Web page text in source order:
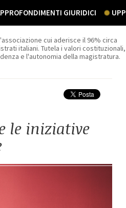
GIURIDICI UPP
cui aderisce il 96% circa
italiani. Tutela i valori costituzionali,
e l'autonomia della magistratura.
le iniziative